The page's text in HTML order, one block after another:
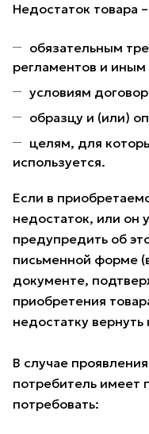
Недостаток товара
обязательным
регламентов и
условиям
образцу и (или)
целям, для
используется.
Если в
недостаток, или он
предупредить об
письменной форме
документе,
приобретения
недостатку вернуть
В случае
потребитель имеет
потребовать: